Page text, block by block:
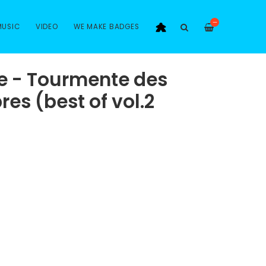
—
VIDEO WE MAKE BADGES
- Tourmente des
(best of vol.2